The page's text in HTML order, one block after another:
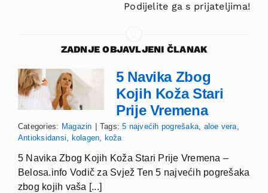
Podijelite ga s prijateljima!
ZADNJE OBJAVLJENI ČLANAK
5 Navika Zbog
Kojih Koža Stari
Prije Vremena
Categories: Magazin Tags:5 najvećih pogrešaka, aloe vera,
Antioksidansi, kolagen, koža
5 Navika Zbog Kojih Koža Stari Prije Vremena –
Belosa.info Vodič za Svjež Ten 5 najvećih pogrešaka
zbog kojih vaša [...]